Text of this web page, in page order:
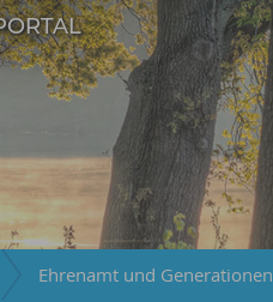
Ehrenamt und Generationen